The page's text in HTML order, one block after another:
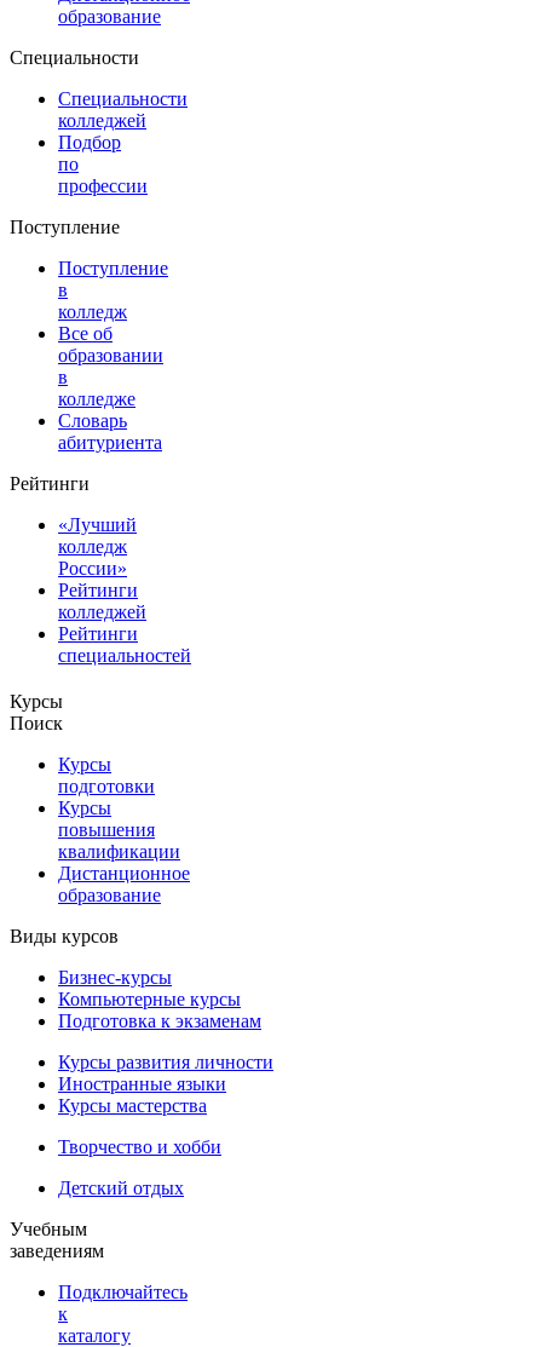
образование
Специальности
Специальности
колледжей
Подбор
по
профессии
Поступление
Поступление
в
колледж
Все об
образовании
в
колледже
Словарь
абитуриента
Рейтинги
«Лучший
колледж
России»
Рейтинги
колледжей
Рейтинги
специальностей
Курсы
Поиск
Курсы
подготовки
Курсы
повышения
квалификации
Дистанционное
образование
Виды курсов
Бизнес-курсы
Компьютерные курсы
Подготовка к экзаменам
Курсы развития личности
Иностранные языки
Курсы мастерства
Творчество и хобби
Детский отдых
Учебным
заведениям
Подключайтесь
к
каталогу